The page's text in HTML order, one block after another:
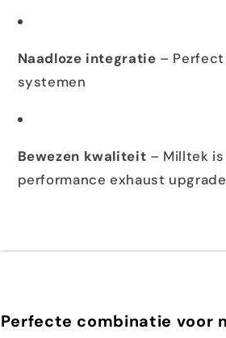
Naadloze integratie –
systemen
Bewezen kwaliteit – Milltek
performance exhaust
Perfecte combinatie voor